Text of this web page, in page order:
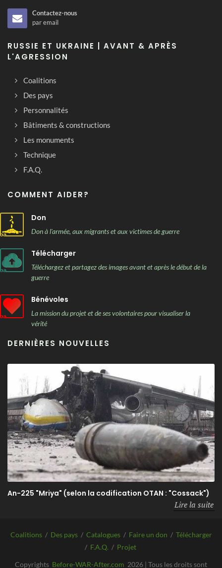
Contactez-nous
par email
RUSSIE ET UKRAINE | AVANT & APRÈS
L'AGRESSION
Coalitions
Des pays
Personnalités
Bâtiments & constructions
Les monuments
Technique
F.A.Q.
COMMENT AIDER?
Don
Don à l'armée, aux migrants et aux victimes de guerre
Télécharger
Téléchargez et partagez des images avant et après le début de la
guerre
Bénévoles
La mission du projet et de ses volontaires pour visualiser la
vérité
DERNIÈRES NOUVELLES
An-225 "Mriya" (selon la codification OTAN : "Cossack")
Lire la suite
Coalitions / Des pays / Catalogues / Faire un don / Télécharger
/ F.A.Q. / Projet
Copyrights Before-WAR-After.com 2026 | Tous les droits sont